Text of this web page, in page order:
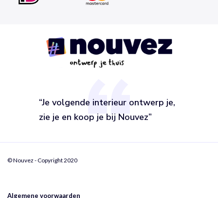
“Je volgende interieur ontwerp je,
zie je en koop je bij Nouvez”
© Nouvez - Copyright 2020
Algemene voorwaarden